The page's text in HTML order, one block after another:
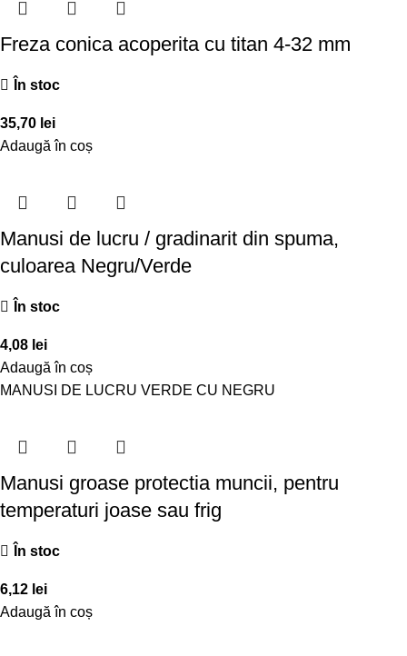
Freza conica acoperita cu titan 4-32 mm
În stoc
35,70 lei
Adaugă în coș
Manusi de lucru / gradinarit din spuma,
culoarea Negru/Verde
În stoc
4,08 lei
Adaugă în coș
MANUSI DE LUCRU VERDE CU NEGRU
Manusi groase protectia muncii, pentru
temperaturi joase sau frig
În stoc
6,12 lei
Adaugă în coș